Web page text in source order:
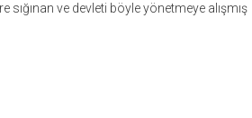
sığınan ve devleti böyle yönetmeye alışmış